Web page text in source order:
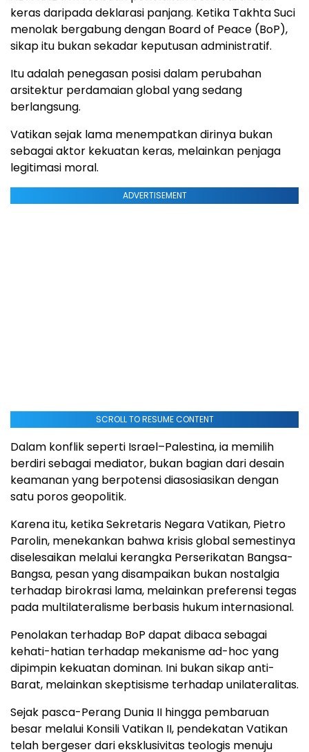
keras daripada deklarasi panjang. Ketika Takhta Suci
menolak bergabung dengan Board of Peace (BoP),
sikap itu bukan sekadar keputusan administratif.
Itu adalah penegasan posisi dalam perubahan
arsitektur perdamaian global yang sedang
berlangsung.
Vatikan sejak lama menempatkan dirinya bukan
sebagai aktor kekuatan keras, melainkan penjaga
legitimasi moral.
ADVERTISEMENT
SCROLL TO RESUME CONTENT
Dalam konflik seperti Israel–Palestina, ia memilih
berdiri sebagai mediator, bukan bagian dari desain
keamanan yang berpotensi diasosiasikan dengan
satu poros geopolitik.
Karena itu, ketika Sekretaris Negara Vatikan, Pietro
Parolin, menekankan bahwa krisis global semestinya
diselesaikan melalui kerangka Perserikatan Bangsa-
Bangsa, pesan yang disampaikan bukan nostalgia
terhadap birokrasi lama, melainkan preferensi tegas
pada multilateralisme berbasis hukum internasional.
Penolakan terhadap BoP dapat dibaca sebagai
kehati-hatian terhadap mekanisme ad-hoc yang
dipimpin kekuatan dominan. Ini bukan sikap anti-
Barat, melainkan skeptisisme terhadap unilateralitas.
Sejak pasca-Perang Dunia II hingga pembaruan
besar melalui Konsili Vatikan II, pendekatan Vatikan
telah bergeser dari eksklusivitas teologis menuju